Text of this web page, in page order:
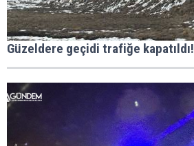
Güzeldere geçidi trafiğe kapatıldı!